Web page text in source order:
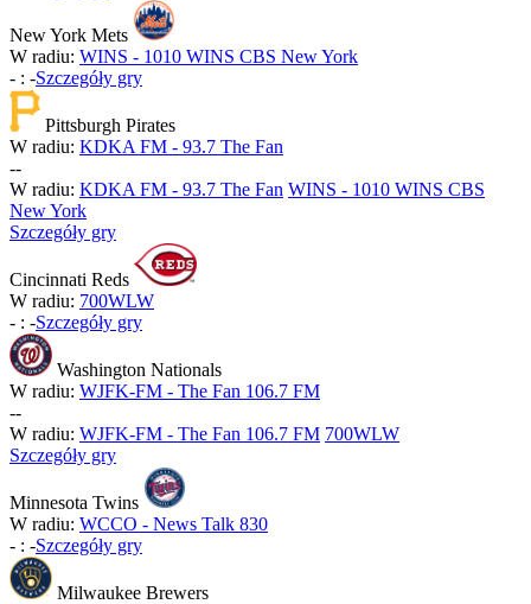
New York Mets
W radiu: WINS - 1010 WINS CBS New York
- : -Szczegóły gry
Pittsburgh Pirates
W radiu: KDKA FM - 93.7 The Fan
--
W radiu: KDKA FM - 93.7 The Fan WINS - 1010 WINS CBS
New York
Szczegóły gry
Cincinnati Reds
W radiu: 700WLW
- : -Szczegóły gry
Washington Nationals
W radiu: WJFK-FM - The Fan 106.7 FM
--
W radiu: WJFK-FM - The Fan 106.7 FM 700WLW
Szczegóły gry
Minnesota Twins
W radiu: WCCO - News Talk 830
- : -Szczegóły gry
Milwaukee Brewers